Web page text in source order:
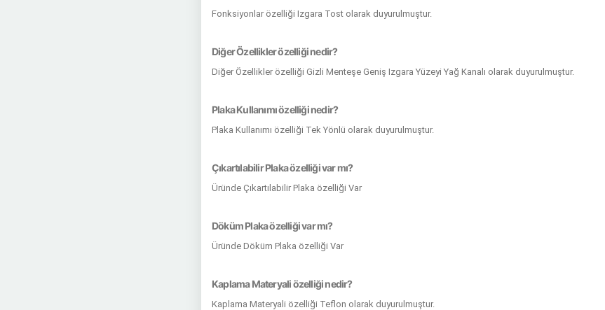
Fonksiyonlar özelliği Izgara Tost olarak duyurulmuştur.
Diğer Özellikler özelliği nedir?
Diğer Özellikler özelliği Gizli Menteşe Geniş Izgara Yüzeyi Yağ Kanalı olarak duyurulmuştur.
Plaka Kullanımı özelliği nedir?
Plaka Kullanımı özelliği Tek Yönlü olarak duyurulmuştur.
Çıkartılabilir Plaka özelliği var mı?
Üründe Çıkartılabilir Plaka özelliği Var
Döküm Plaka özelliği var mı?
Üründe Döküm Plaka özelliği Var
Kaplama Materyali özelliği nedir?
Kaplama Materyali özelliği Teflon olarak duyurulmuştur.